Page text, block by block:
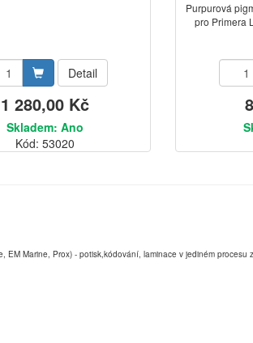
Detail
1 280,00 Kč
Skladem: Ano
Kód: 53020
Purpurová
pro Primera
EM Marine, Prox) - potisk,kódování, laminace v jediném procesu